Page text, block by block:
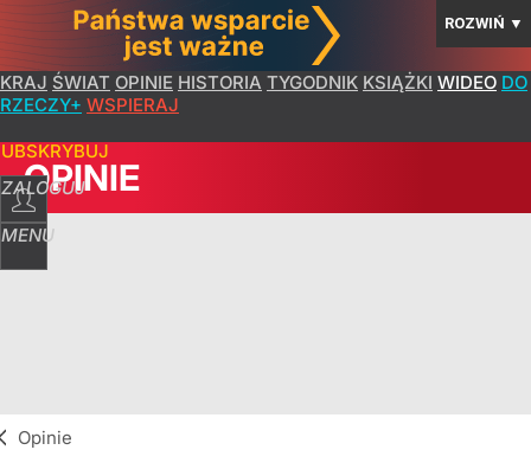
ROZWIŃ ▼
KRAJ ŚWIAT OPINIE HISTORIA TYGODNIK KSIĄŻKI WIDEO DO
RZECZY+ WSPIERAJ
ZALOGUJ
MENU
OPINIE
Opinie